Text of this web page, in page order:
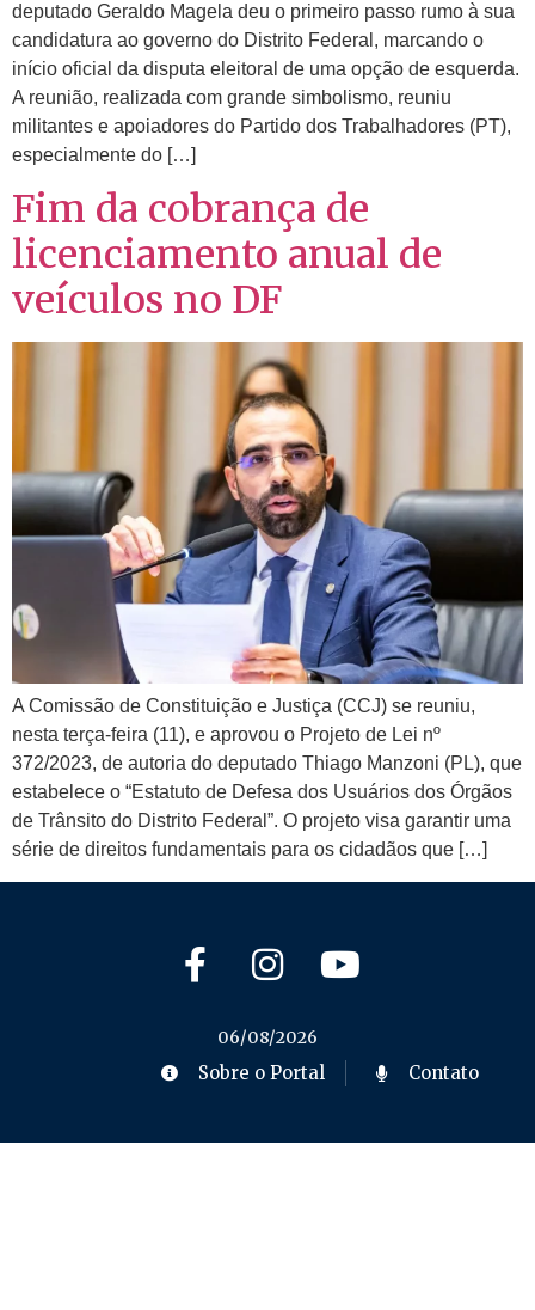
deputado Geraldo Magela deu o primeiro passo rumo à sua
candidatura ao governo do Distrito Federal, marcando o
início oficial da disputa eleitoral de uma opção de esquerda.
A reunião, realizada com grande simbolismo, reuniu
militantes e apoiadores do Partido dos Trabalhadores (PT),
especialmente do […]
Fim da cobrança de
licenciamento anual de
veículos no DF
A Comissão de Constituição e Justiça (CCJ) se reuniu,
nesta terça-feira (11), e aprovou o Projeto de Lei nº
372/2023, de autoria do deputado Thiago Manzoni (PL), que
estabelece o “Estatuto de Defesa dos Usuários dos Órgãos
de Trânsito do Distrito Federal”. O projeto visa garantir uma
série de direitos fundamentais para os cidadãos que […]
06/08/2026
Sobre o Portal Contato